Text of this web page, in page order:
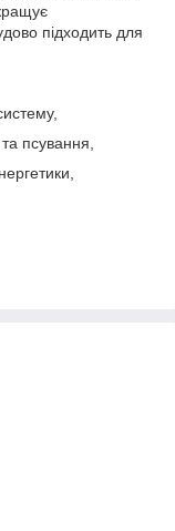
підходить для
псування,